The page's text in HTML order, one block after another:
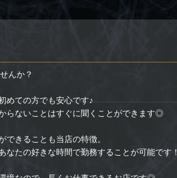
んか？
めての方でも安心です♪
らないことはすぐに聞くことができます◎
できることも当店の特徴。
なたの好きな時間で勤務することが可能です！